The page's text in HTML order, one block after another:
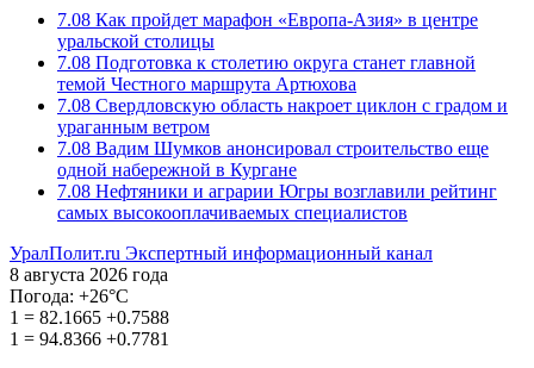
7.08 Как пройдет марафон «Европа-Азия» в центре
уральской столицы
7.08 Подготовка к столетию округа станет главной
темой Честного маршрута Артюхова
7.08 Свердловскую область накроет циклон с градом и
ураганным ветром
7.08 Вадим Шумков анонсировал строительство еще
одной набережной в Кургане
7.08 Нефтяники и аграрии Югры возглавили рейтинг
самых высокооплачиваемых специалистов
УралПолит.ru Экспертный информационный канал
8 августа 2026 года
Погода: +26°С
1 = 82.1665 +0.7588
1 = 94.8366 +0.7781